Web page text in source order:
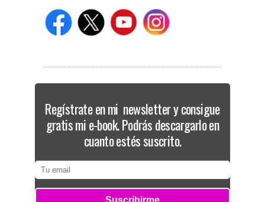
Regístrate en mi newsletter y consigue
gratis mi e-book. Podrás descargarlo en
cuanto estés suscrito.